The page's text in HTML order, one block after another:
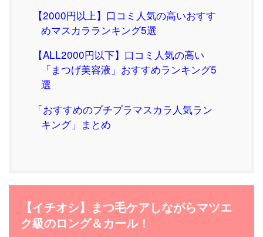
【2000円以上】口コミ人気の高いおすす
めマスカラランキング5選
【ALL2000円以下】口コミ人気の高い
「まつげ美容液」おすすめランキング5
選
「おすすめのプチプラマスカラ人気ラン
キング」まとめ
【イチオシ】まつ毛ケアしながらマツエ
ク級のロング＆カール！